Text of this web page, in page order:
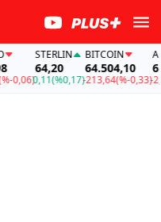
STERLIN
64,20
0,11(%0,17)
BITCOIN
64.504,10
-213,64(%-0,33)-2,13